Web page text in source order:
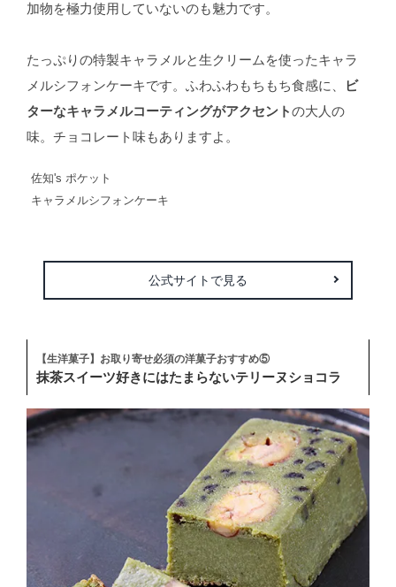
加物を極力使用していないのも魅力です。
たっぷりの特製キャラメルと生クリームを使ったキャラ
メルシフォンケーキです。ふわふわもちもち食感に、
ビ
ターなキャラメルコーティングがアクセントの大人の
味。チョコレート味もありますよ。
佐知's ポケット
キャラメルシフォンケーキ
公式サイトで見る
【生洋菓子】お取り寄せ必須の洋菓子おすすめ⑤
抹茶スイーツ好きにはたまらないテリーヌショコラ